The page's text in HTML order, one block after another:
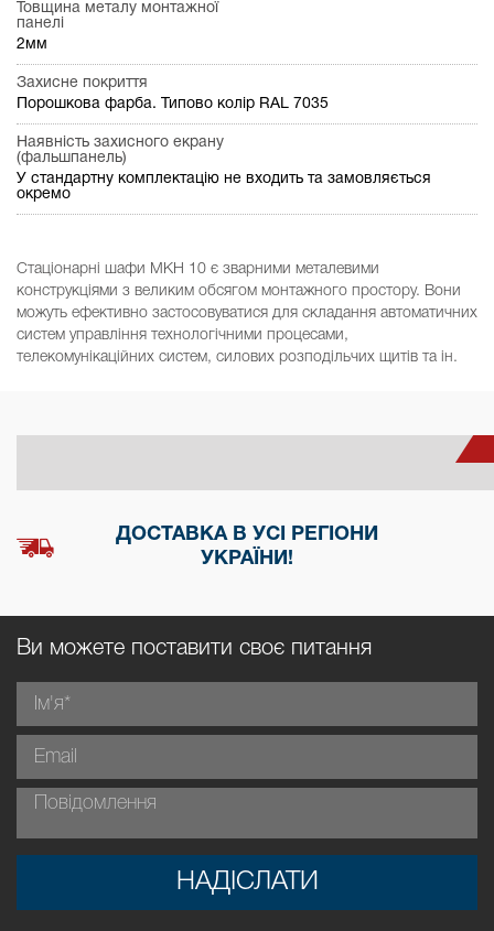
Товщина металу монтажної
панелі
2мм
Захисне покриття
Порошкова фарба. Типово колір RAL 7035
Наявність захисного екрану
(фальшпанель)
У стандартну комплектацію не входить та замовляється
окремо
Стаціонарні шафи МКН 10 є зварними металевими
конструкціями з великим обсягом монтажного простору. Вони
можуть ефективно застосовуватися для складання автоматичних
систем управління технологічними процесами,
телекомунікаційних систем, силових розподільчих щитів та ін.
ДОСТАВКА В УСІ РЕГІОНИ
УКРАЇНИ!
Ви можете поставити своє питання
НАДІСЛАТИ